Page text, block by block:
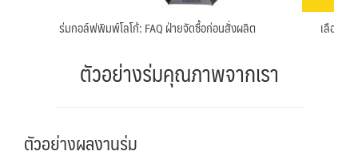
ร่มกอล์ฟพิมพ์โลโก้: FAQ ฝ่ายจัดซื้อก่อนสั่งผลิต เลือกป
ตัวอย่างร่มคุณภาพจากเรา
ตัวอย่างผลงานร่ม